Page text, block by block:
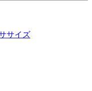
サイズ